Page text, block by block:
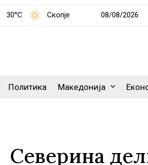
30°C Скопје 08/08/2026
Политика Македонија
Северина